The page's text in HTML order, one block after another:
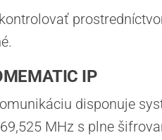
IP
disponuje
MHz s plne